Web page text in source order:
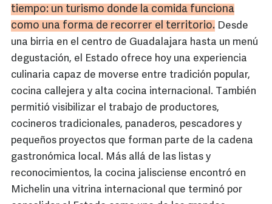
tiempo: un turismo donde la comida funciona
como una forma de recorrer el territorio. Desde
una birria en el centro de Guadalajara hasta un menú
degustación, el Estado ofrece hoy una experiencia
culinaria capaz de moverse entre tradición popular,
cocina callejera y alta cocina internacional. También
permitió visibilizar el trabajo de productores,
cocineros tradicionales, panaderos, pescadores y
pequeños proyectos que forman parte de la cadena
gastronómica local. Más allá de las listas y
reconocimientos, la cocina jalisciense encontró en
Michelin una vitrina internacional que terminó por